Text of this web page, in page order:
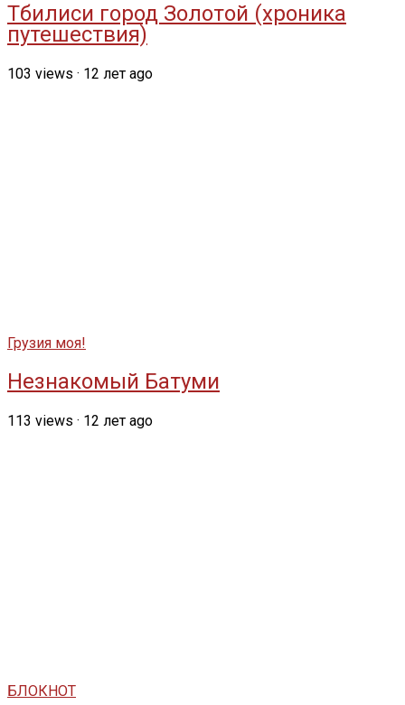
Тбилиси город Золотой (хроника
путешествия)
103 views · 12 лет ago
Грузия моя!
Незнакомый Батуми
113 views · 12 лет ago
БЛОКНОТ